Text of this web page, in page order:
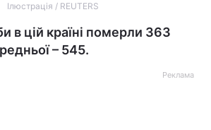
Ілюстрація / REUTERS
в цій країні померли 363
– 545.
Реклама